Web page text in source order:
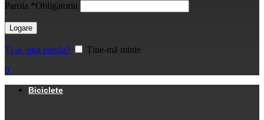
Parola *Obligatoriu
Logare
Ți-ai uitat parola?
Ține-mă minte
0
Biciclete